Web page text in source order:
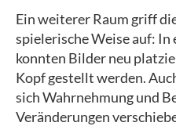
Ein weiterer Raum griff
spielerische Weise auf:
konnten Bilder neu
Kopf gestellt werden.
sich Wahrnehmung und
Veränderungen